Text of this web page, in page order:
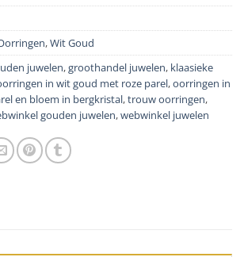
,Wit Goud
juwelen,groothandel juwelen, klaasieke
in wit goud met roze parel,oorringen in
en bloem in bergkristal,trouw oorringen,
gouden juwelen,webwinkel juwelen